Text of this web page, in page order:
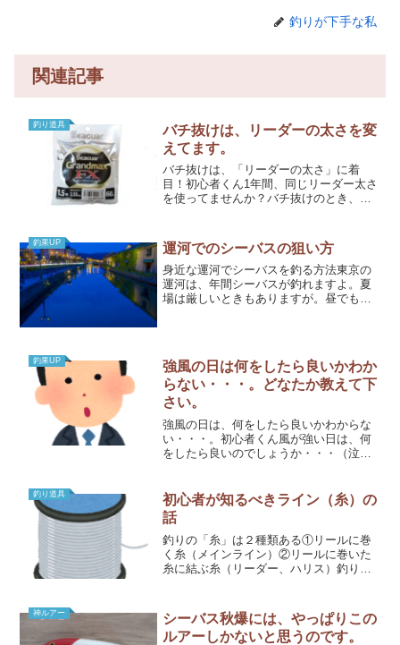
釣りが下手な私
関連記事
釣り道具
バチ抜けは、リーダーの太さを変
えてます。
バチ抜けは、「リーダーの太さ」に着
目！初心者くん1年間、同じリーダー太さ
を使ってませんか？バチ抜けのとき、リ
{b.MoshimoAffiliateOb...
釣果UP 運河でのシーバスの狙い方
身近な運河でシーバスを釣る方法東京の
運河は、年間シーバスが釣れますよ。夏
場は厳しいときもありますが。昼でも夜
の２つが重要となります。...
釣果UP
強風の日は何をしたら良いかわか
らない・・・。どなたか教えて下
さい。
強風の日は、何をしたら良いかわからな
い・・・。初心者くん風が強い日は、何
をしたら良いのでしょうか・・・（泣）
アーを使用すればよいか、全然わかりま
せん・・・。強風で厳しい...
釣り道具
初心者が知るべきライン（糸）の
話
釣りの「糸」は２種類ある①リールに巻
く糸（メインライン）②リールに巻いた
糸に結ぶ糸（リーダー、ハリス）釣りに
巻く糸を「釣り糸」と呼ぶだけではあり
ません。それにもう１本...
神ルアー
シーバス秋爆には、やっぱりこの
ルアーしかないと思うのです。